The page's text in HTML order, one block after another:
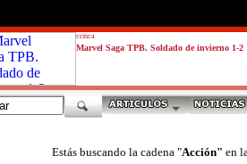
critica
Marvel Saga TPB. Soldado de invierno 1-2
Estás buscando la cadena "Acción" en